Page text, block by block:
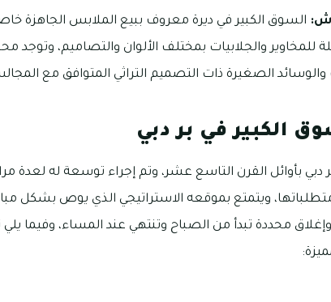
السوق الكبير في ديرة معروف ببيع الملابس الجاهزة
للمخاوير والجلابيات بمختلف الألوان والتصاميم، وتوجد
والوسائد الصغيرة ذات التصميم التراثي المتوافق مع المجالس
الكبير في بر دبي
دبي بأوائل القرن التاسع عشر، وتم إجراء توسعة له لعدة
وإغلاق محددة تبدأ من الصباح وتنتهي عند المساء، وفيما